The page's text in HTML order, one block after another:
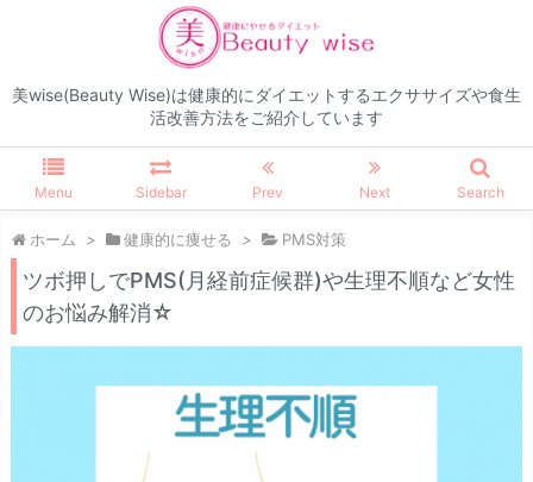
美wise(Beauty Wise)は健康的にダイエットするエクササイズや食生
活改善方法をご紹介しています
Menu Sidebar Prev Next Search
ホーム > 健康的に痩せる > PMS対策
ツボ押しでPMS(月経前症候群)や生理不順など女性
のお悩み解消☆